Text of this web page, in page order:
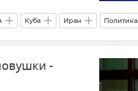
Куба Иран Политика
и США Дональд Трамп
-